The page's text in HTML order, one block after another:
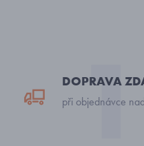
DOPRAVA
při objednávce